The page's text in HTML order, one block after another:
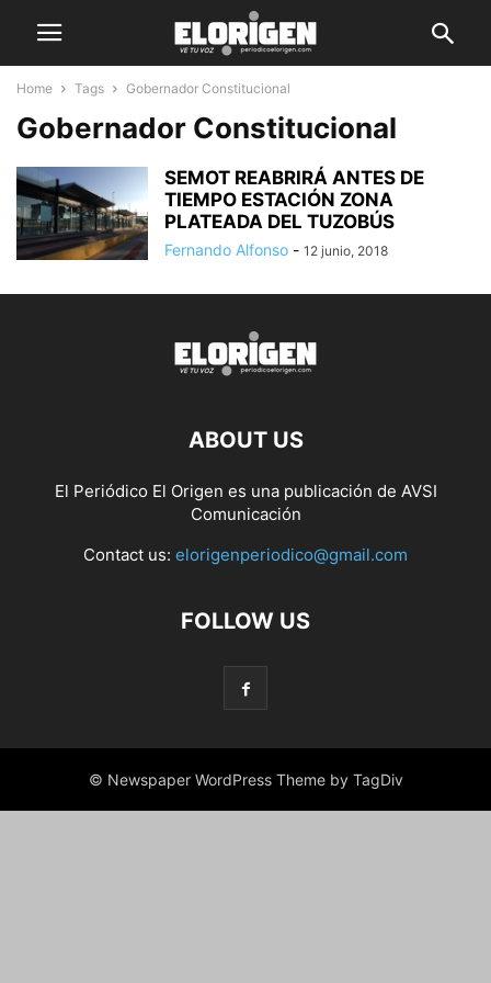
Home Tags Gobernador Constitucional
Gobernador Constitucional
SEMOT REABRIRÁ ANTES DE
TIEMPO ESTACIÓN ZONA
PLATEADA DEL TUZOBÚS
Fernando Alfonso - 12 junio, 2018
ABOUT US
El Periódico El Origen es una publicación de AVSI
Comunicación
Contact us: elorigenperiodico@gmail.com
FOLLOW US
© Newspaper WordPress Theme by TagDiv